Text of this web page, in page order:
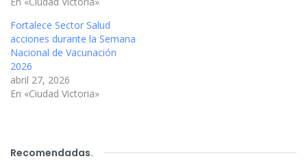
Fortalece Sector Salud
acciones durante la Semana
Nacional de Vacunación
2026
abril 27, 2026
En «Ciudad Victoria»
Recomendadas.